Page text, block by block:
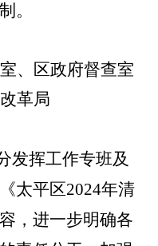
。
、区政府督查室
革局
发挥工作专班及
太平区2024年清
，进一步明确各